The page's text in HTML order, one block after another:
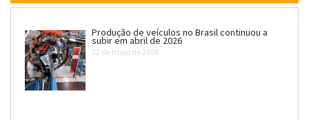
Produção de veículos no Brasil continuou a
subir em abril de 2026
22 de maio de 2026